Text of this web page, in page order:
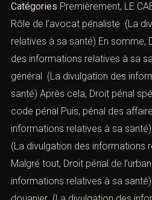
Catégories Premièrement, LE
Rôle de l’avocat pénaliste (La
relatives à sa santé) En somme,
des informations relatives à sa
général
(La divulgation des
santé) Après cela, Droit pénal
code pénal Puis, pénal des
informations relatives à sa santé)
(La divulgation des informations
Malgré tout, Droit pénal de
informations relatives à sa